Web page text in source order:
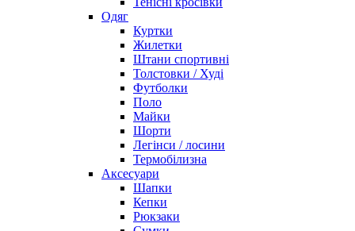
Одяг
Куртки
Жилетки
Штани спортивні
Толстовки / Худі
Футболки
Поло
Майки
Шорти
Легінси / лосини
Термобілизна
Аксесуари
Шапки
Кепки
Рюкзаки